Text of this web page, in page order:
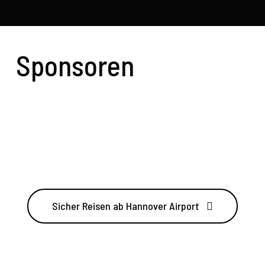
Sponsoren
Sicher Reisen ab Hannover Airport